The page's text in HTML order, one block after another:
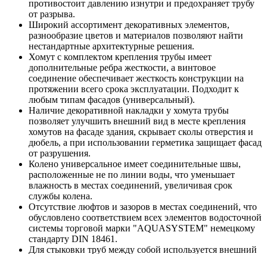
противостоит давлению изнутри и предохраняет трубу
от разрыва.
Широкий ассортимент декоративных элементов,
разнообразие цветов и материалов позволяют найти
нестандартные архитектурные решения.
Хомут с комплектом крепления трубы имеет
дополнительные ребра жесткости, а винтовое
соединение обеспечивает жесткость конструкции на
протяжении всего срока эксплуатации. Подходит к
любым типам фасадов (универсальный).
Наличие декоративной накладки у хомута трубы
позволяет улучшить внешний вид в месте крепления
хомутов на фасаде здания, скрывает сколы отверстия и
дюбель, а при использовании герметика защищает фасад
от разрушения.
Колено универсальное имеет соединительные швы,
расположенные не по линии воды, что уменьшает
влажность в местах соединений, увеличивая срок
службы колена.
Отсутствие люфтов и зазоров в местах соединений, что
обусловлено соответствием всех элементов водосточной
системы торговой марки "AQUASYSTEM" немецкому
стандарту DIN 18461.
Для стыковки труб между собой используется внешний